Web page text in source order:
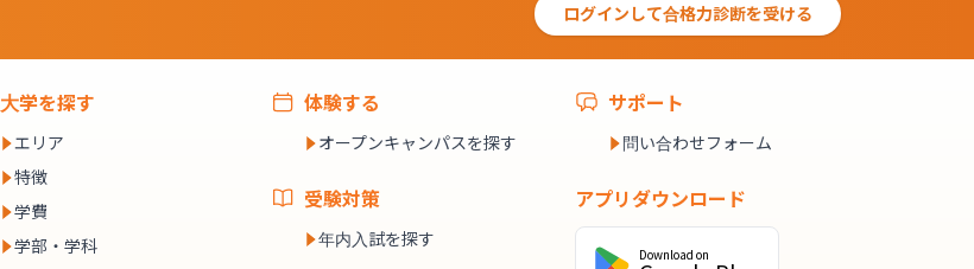
ログインして合格力診断を受ける
大学を探す
エリア
特徴
学費
学部・学科
体験する
オープンキャンパスを探す
受験対策
年内入試を探す
サポート
問い合わせフォーム
アプリダウンロード
Download on